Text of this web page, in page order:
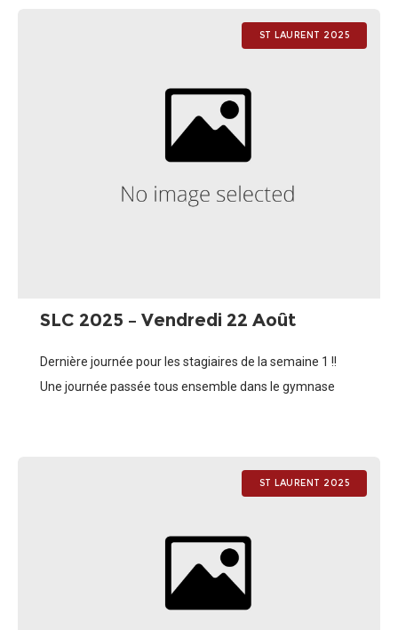
ST LAURENT 2025
SLC 2025 – Vendredi 22 Août
Dernière journée pour les stagiaires de la semaine 1 !!
Une journée passée tous ensemble dans le gymnase
ST LAURENT 2025